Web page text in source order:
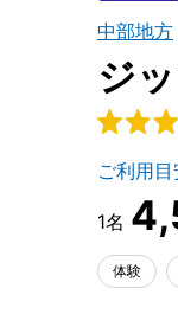
中部地方
ジ
ご利用目
体験